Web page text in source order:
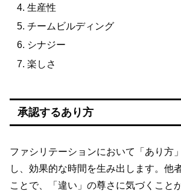
生産性
チームビルディング
シナジー
楽しさ
承認するあり方
ファシリテーションにおいて「あり方
し、効果的な時間を生み出します。他
ことで、「違い」の尊さに気づくこと